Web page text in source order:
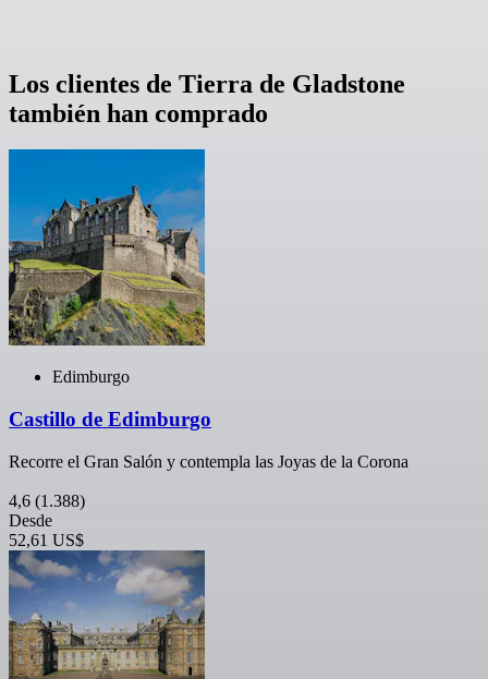
Los clientes de Tierra de Gladstone
también han comprado
Edimburgo
Castillo de Edimburgo
Recorre el Gran Salón y contempla las Joyas de la Corona
4,6 (1.388)
Desde
52,61 US$